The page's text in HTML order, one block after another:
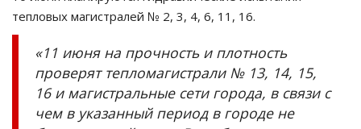
тепловых магистралей № 2, 3, 4, 6, 11, 16.
«11 июня на прочность и плотность
проверят тепломагистрали № 13, 14, 15,
16 и магистральные сети города, в связи с
чем в указанный период в городе не